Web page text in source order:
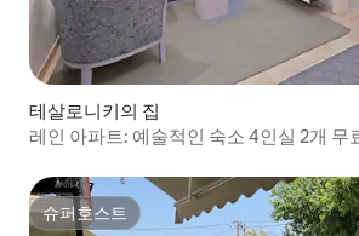
테살로니키의 집
레인 아파트: 예술적인 숙소 4인실 2개 무
슈퍼호스트
슈퍼호스트